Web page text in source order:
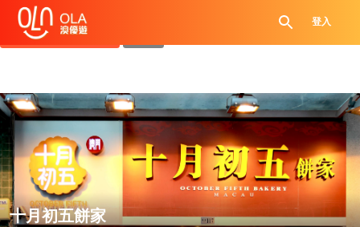
登入
領取每日優惠券
查看`我的優惠記錄`
十月初五餅家